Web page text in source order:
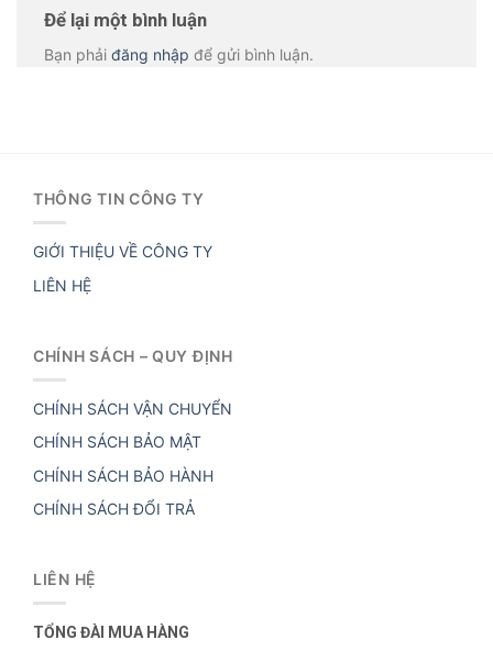
Để lại một bình luận
Bạn phải đăng nhập để gửi bình luận.
THÔNG TIN CÔNG TY
GIỚI THIỆU VỀ CÔNG TY
LIÊN HỆ
CHÍNH SÁCH – QUY ĐỊNH
CHÍNH SÁCH VẬN CHUYỂN
CHÍNH SÁCH BẢO MẬT
CHÍNH SÁCH BẢO HÀNH
CHÍNH SÁCH ĐỔI TRẢ
LIÊN HỆ
TỔNG ĐÀI MUA HÀNG